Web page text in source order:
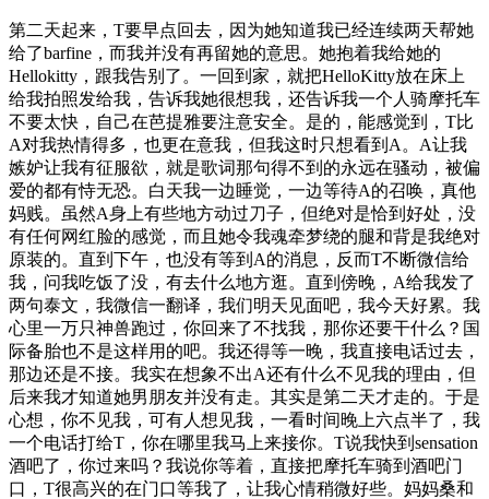
第二天起来，T要早点回去，因为她知道我已经连续两天帮她
给了barfine，而我并没有再留她的意思。她抱着我给她的
Hellokitty，跟我告别了。一回到家，就把HelloKitty放在床上
给我拍照发给我，告诉我她很想我，还告诉我一个人骑摩托车
不要太快，自己在芭提雅要注意安全。是的，能感觉到，T比
A对我热情得多，也更在意我，但我这时只想看到A。A让我
嫉妒让我有征服欲，就是歌词那句得不到的永远在骚动，被偏
爱的都有恃无恐。白天我一边睡觉，一边等待A的召唤，真他
妈贱。虽然A身上有些地方动过刀子，但绝对是恰到好处，没
有任何网红脸的感觉，而且她令我魂牵梦绕的腿和背是我绝对
原装的。直到下午，也没有等到A的消息，反而T不断微信给
我，问我吃饭了没，有去什么地方逛。直到傍晚，A给我发了
两句泰文，我微信一翻译，我们明天见面吧，我今天好累。我
心里一万只神兽跑过，你回来了不找我，那你还要干什么？国
际备胎也不是这样用的吧。我还得等一晚，我直接电话过去，
那边还是不接。我实在想象不出A还有什么不见我的理由，但
后来我才知道她男朋友并没有走。其实是第二天才走的。于是
心想，你不见我，可有人想见我，一看时间晚上六点半了，我
一个电话打给T，你在哪里我马上来接你。T说我快到sensation
酒吧了，你过来吗？我说你等着，直接把摩托车骑到酒吧门
口，T很高兴的在门口等我了，让我心情稍微好些。妈妈桑和